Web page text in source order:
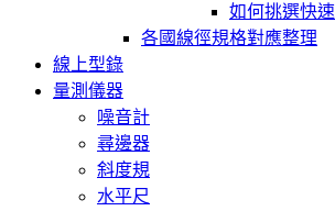
如何挑選快
各國線徑規格對應整理
線上型錄
量測儀器
噪音計
尋邊器
斜度規
水平尺